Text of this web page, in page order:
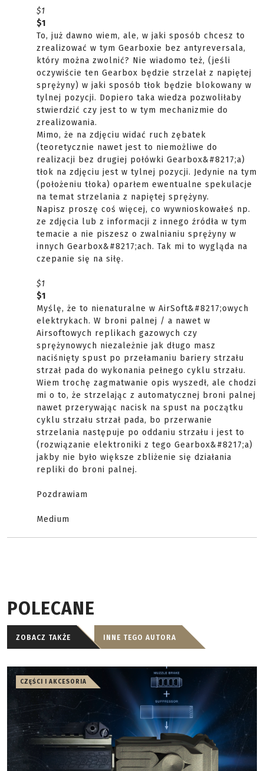
$1
$1
To, już dawno wiem, ale, w jaki sposób chcesz to
zrealizować w tym Gearboxie bez antyreversala,
który można zwolnić? Nie wiadomo też, (jeśli
oczywiście ten Gearbox będzie strzelał z napiętej
sprężyny) w jaki sposób tłok będzie blokowany w
tylnej pozycji. Dopiero taka wiedza pozwoliłaby
stwierdzić czy jest to w tym mechanizmie do
zrealizowania.
Mimo, że na zdjęciu widać ruch zębatek
(teoretycznie nawet jest to niemożliwe do
realizacji bez drugiej połówki Gearbox&#8217;a)
tłok na zdjęciu jest w tylnej pozycji. Jedynie na tym
(położeniu tłoka) oparłem ewentualne spekulacje
na temat strzelania z napiętej sprężyny.
Napisz proszę coś więcej, co wywnioskowałeś np.
ze zdjęcia lub z informacji z innego źródła w tym
temacie a nie piszesz o zwalnianiu sprężyny w
innych Gearbox&#8217;ach. Tak mi to wygląda na
czepanie się na siłę.
$1
$1
Myślę, że to nienaturalne w AirSoft&#8217;owych
elektrykach. W broni palnej / a nawet w
Airsoftowych replikach gazowych czy
sprężynowych niezależnie jak długo masz
naciśnięty spust po przełamaniu bariery strzału
strzał pada do wykonania pełnego cyklu strzału.
Wiem trochę zagmatwanie opis wyszedł, ale chodzi
mi o to, że strzelając z automatycznej broni palnej
nawet przerywając nacisk na spust na początku
cyklu strzału strzał pada, bo przerwanie
strzelania następuje po oddaniu strzału i jest to
(rozwiązanie elektroniki z tego Gearbox&#8217;a)
jakby nie było większe zbliżenie się działania
repliki do broni palnej.
Pozdrawiam
Medium
POLECANE
ZOBACZ TAKŻE INNE TEGO AUTORA
CZĘŚCI I AKCESORIA